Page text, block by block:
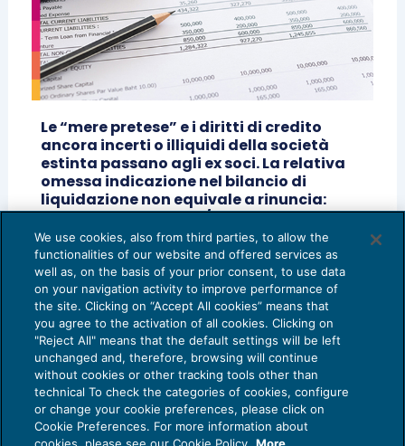
Le “mere pretese” e i diritti di credito
ancora incerti o illiquidi della società
estinta passano agli ex soci. La relativa
omessa indicazione nel bilancio di
liquidazione non equivale a rinuncia:
Cass., SS.UU., n. 19750/2025
OPERAZIONI STRAORDINARIE 21/11/2025
diCosimo Zuccaro ,Elisa FamàeStefano Muraro
Privacy Policy
We use cookies, also from third parties, to allow the
functionalities of our website and offered services as
well as, on the basis of your prior consent, to use data
on your navigation activity to improve performance of
the site. Clicking on “Accept All cookies” means that
you agree to the activation of all cookies. Clicking on
"Reject All" means that the default settings will be left
unchanged and, therefore, browsing will continue
without cookies or other tracking tools other than
technical To check the categories of cookies, configure
or change your cookie preferences, please click on
Cookie Preferences. For more information about